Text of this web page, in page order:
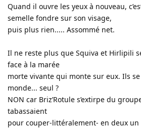
Quand il ouvre les yeux à nouveau,
semelle fondre sur son visage,
puis plus rien..... Assommé net.
Il ne reste plus que Squiva et Hirlipili
face à la marée
morte vivante qui monte sur eux. Ils
monde... seul ?
NON car Briz’Rotule s’extirpe du
tabassaient
pour couper-littéralement- en deux